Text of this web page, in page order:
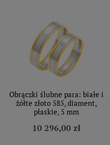
Obrączki ślubne para: białe i
żółte złoto 585, diament,
płaskie, 5 mm
10 296,00 zł